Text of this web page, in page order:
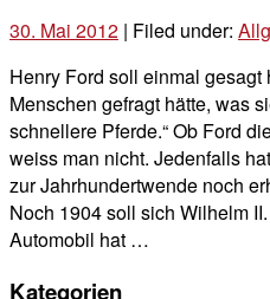
30. Mai 2012 | Filed under:
Henry Ford soll einmal gesagt
Menschen gefragt hätte, was
schnellere Pferde.“ Ob Ford
weiss man nicht. Jedenfalls
zur Jahrhundertwende noch
Noch 1904 soll sich Wilhelm
Automobil hat …
Kategorien